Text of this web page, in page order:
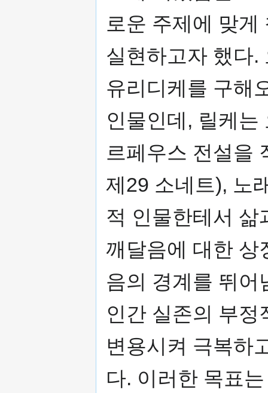
로운 주제에 맞
실현하고자 했다.
유리디케를 구해
인물인데, 릴케
르페우스 전설을
제29 소네트), 노
적 인물한테서 삶
깨달음에 대한 상
음의 경계를 뛰어
인간 실존의 부정
변용시켜 극복하
다. 이러한 목표